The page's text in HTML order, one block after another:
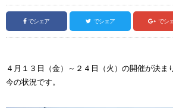
でシェア でシェア でシ
４月１３日（金）～２４日（火）の開催が決ま
今の状況です。